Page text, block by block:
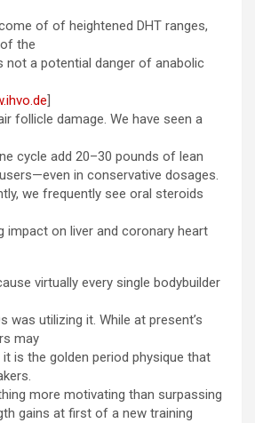
of of heightened DHT ranges,
the
not a potential danger of anabolic
follicle damage. We have seen a
cycle add 20–30 pounds of lean
in conservative dosages.
we frequently see oral steroids
impact on liver and coronary heart
virtually every single bodybuilder
was utilizing it. While at present’s
may
it is the golden period physique that
more motivating than surpassing
gains at first of a new training